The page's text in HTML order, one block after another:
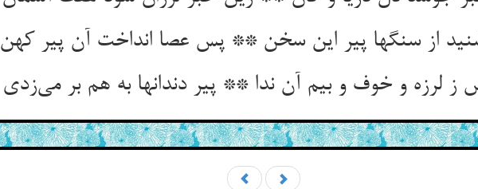
از سنگها پیر این سخن ** پس عصا انداخت آن پیر کهن
ز لرزه و خوف و بیم آن ندا ** پیر دندانها به هم بر می‌زدی